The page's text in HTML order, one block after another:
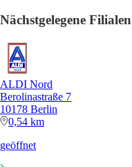
Nächstgelegene Filialen
ALDI Nord
Berolinastraße 7
10178 Berlin
0,54 km
geöffnet